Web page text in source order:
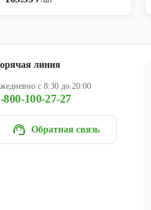
линия
с 8:30 до 20:00
800-100-27-27
Обратная связь